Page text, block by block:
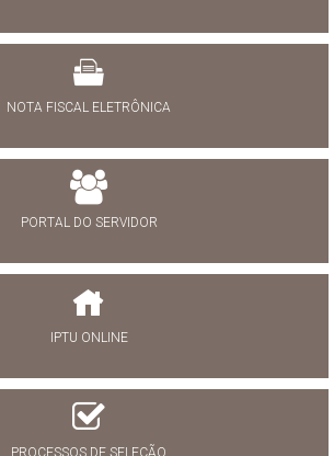
NOTA FISCAL ELETRÔNICA
PORTAL DO SERVIDOR
IPTU ONLINE